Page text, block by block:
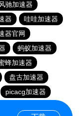
驰加速器
器
哇哇加速器
器官网
蚂蚁加速器
蜂加速器
盘古加速器
picacg加速器